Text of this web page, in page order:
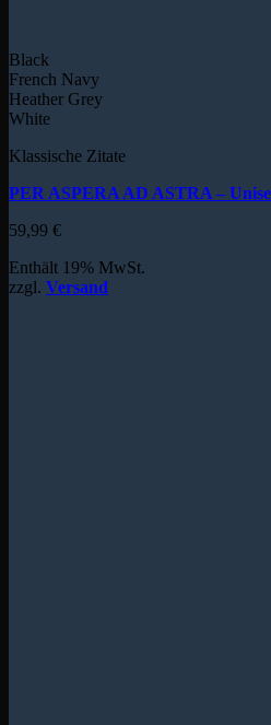
Black
French Navy
Heather Grey
White
Klassische Zitate
PER ASPERA AD ASTRA –
59,99 €
Enthält 19% MwSt.
zzgl. Versand